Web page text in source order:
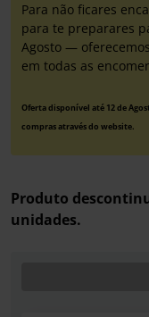
Para não ficares
para te preparares
Agosto —
em todas as
Oferta disponível até 12 de
compras através do website.
Produto
unidades.